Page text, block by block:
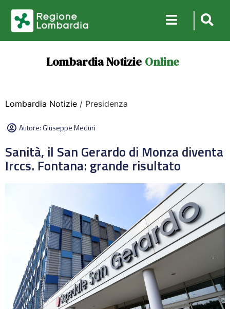
Lombardia Notizie Online
Lombardia Notizie / Presidenza
Autore:Giuseppe Meduri
Sanità, il San Gerardo di Monza diventa
Irccs. Fontana: grande risultato